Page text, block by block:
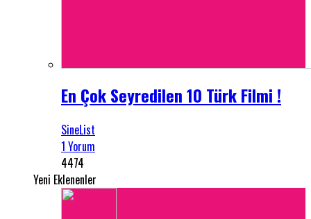
En Çok Seyredilen 10 Türk Filmi !
SineList
1 Yorum
4474
Yeni Eklenenler